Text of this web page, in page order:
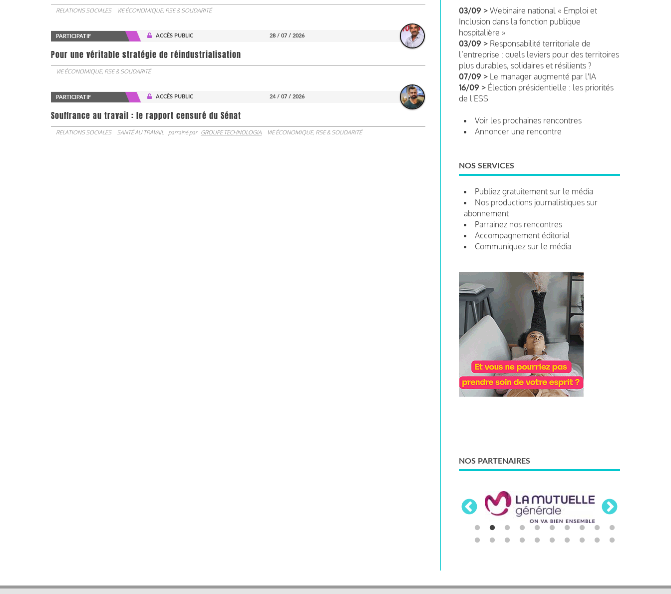
RELATIONS SOCIALES VIE ÉCONOMIQUE, RSE & SOLIDARITÉ
PARTICIPATIF ACCÈS PUBLIC 28 / 07 / 2026
Pour une véritable stratégie de réindustrialisation
VIE ÉCONOMIQUE, RSE & SOLIDARITÉ
PARTICIPATIF ACCÈS PUBLIC 24 / 07 / 2026
Souffrance au travail : le rapport censuré du Sénat
RELATIONS SOCIALES SANTÉ AU TRAVAIL parrainé par GROUPE TECHNOLOGIA VIE ÉCONOMIQUE, RSE & SOLIDARITÉ
03/09 > Webinaire national « Emploi et
Inclusion dans la fonction publique
hospitalière »
03/09 > Responsabilité territoriale de
l’entreprise : quels leviers pour des territoires
plus durables, solidaires et résilients ?
07/09 > Le manager augmenté par l'IA
16/09 > Élection présidentielle : les priorités
de l'ESS
Voir les prochaines rencontres
Annoncer une rencontre
NOS SERVICES
Publiez gratuitement sur le média
Nos productions journalistiques sur
abonnement
Parrainez nos rencontres
Accompagnement éditorial
Communiquez sur le média
NOS PARTENAIRES